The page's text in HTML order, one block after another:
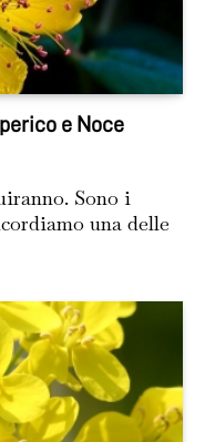
e Noce
Sono i
una delle